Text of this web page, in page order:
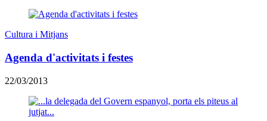
Cultura i Mitjans
Agenda d'activitats i festes
22/03/2013